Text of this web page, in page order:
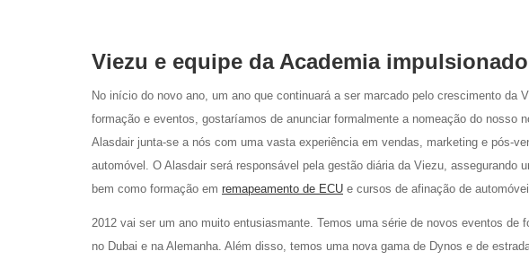
Viezu e equipe da Academia
No início do novo ano, um ano que continuará a ser marcado pelo crescimento da
formação e eventos, gostaríamos de anunciar formalmente a nomeação do nosso
Alasdair junta-se a nós com uma vasta experiência em vendas, marketing e pós-
automóvel. O Alasdair será responsável pela gestão diária da Viezu, assegurando
bem como formação em remapeamento de ECU e cursos de afinação de
2012 vai ser um ano muito entusiasmante. Temos uma série de novos eventos de
no Dubai e na Alemanha. Além disso, temos uma nova gama de Dynos e de